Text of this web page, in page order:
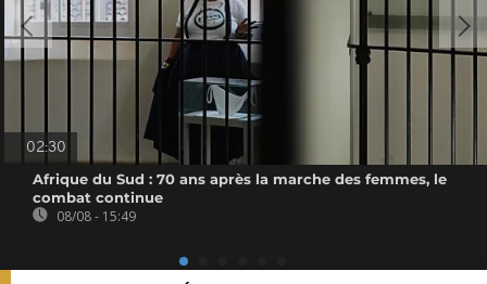
02:30
Afrique du Sud : 70 ans après la marche des femmes, le
combat continue
08/08 - 15:49